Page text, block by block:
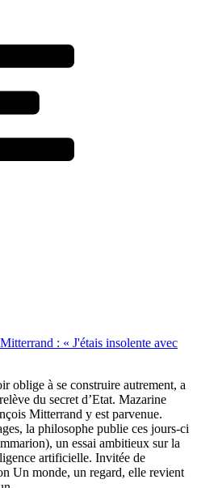
: « J'étais insolente avec
oblige à se construire autrement, a
du secret d’Etat. Mazarine
Mitterrand y est parvenue.
la philosophe publie ces jours-ci
un essai ambitieux sur la
artificielle. Invitée de
Un monde, un regard, elle revient